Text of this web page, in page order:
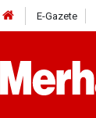
E-Gazete